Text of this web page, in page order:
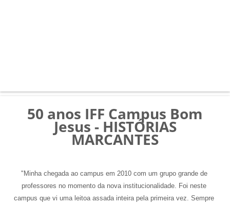
50 anos IFF Campus Bom
Jesus - HISTÓRIAS
MARCANTES
"Minha chegada ao campus em 2010 com um grupo grande de
professores no momento da nova institucionalidade. Foi neste
campus que vi uma leitoa assada inteira pela primeira vez. Sempre